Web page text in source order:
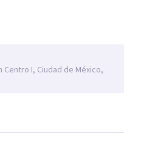
que tus vivencias generan
para enfoque de
*Neuroaprendizaje
emocional y
Centro I, Ciudad de México,